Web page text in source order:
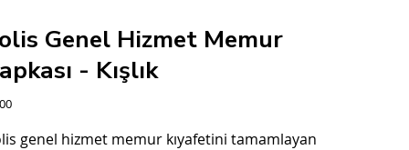
Genel Hizmet Memur
- Kışlık
genel hizmet memur kıyafetini tamamlayan